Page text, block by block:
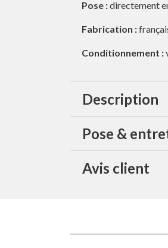
Pose :directement
Fabrication :
Conditionnement :
Description
Pose &
Avis client